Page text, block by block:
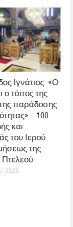
Ιγνάτιος: «Ο
ο τόπος της
παράδοσης
– 100
και
του Ιερού
της
2026